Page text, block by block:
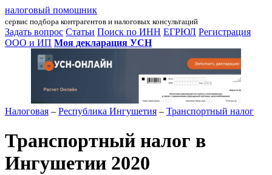
налоговый помошник
сервис подбора контрагентов и налоговых консультаций
Задать вопрос Статьи Поиск по ИНН ЕГРЮЛ Регистрация
ООО и ИП Моя декларация УСН
Налоговая – Республика Ингушетия – Транспортный налог
Транспортный налог в
Ингушетии 2020